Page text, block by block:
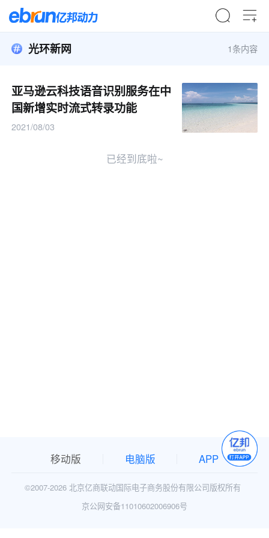
光环新网 1条内容
亚马逊云科技语音识别服务在中
国新增实时流式转录功能
2021/08/03
已经到底啦~
移动版 电脑版 APP
©2007-2026 北京亿商联动国际电子商务股份有限公司版权所有
京公网安备11010602006906号